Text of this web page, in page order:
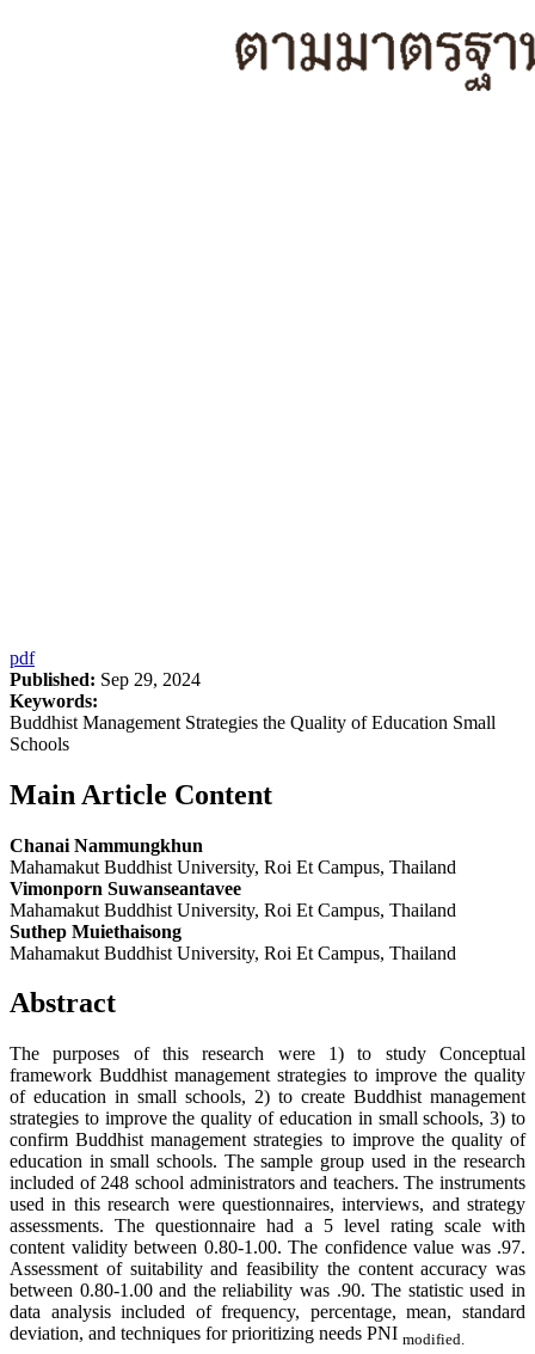
pdf
Published: Sep 29, 2024
Keywords:
Buddhist Management Strategies the Quality of Education Small
Schools
Main Article Content
Chanai Nammungkhun
Mahamakut Buddhist University, Roi Et Campus, Thailand
Vimonporn Suwanseantavee
Mahamakut Buddhist University, Roi Et Campus, Thailand
Suthep Muiethaisong
Mahamakut Buddhist University, Roi Et Campus, Thailand
Abstract
The purposes of this research were 1) to study Conceptual
framework Buddhist management strategies to improve the quality
of education in small schools, 2) to create Buddhist management
strategies to improve the quality of education in small schools, 3) to
confirm Buddhist management strategies to improve the quality of
education in small schools. The sample group used in the research
included of 248 school administrators and teachers. The instruments
used in this research were questionnaires, interviews, and strategy
assessments. The questionnaire had a 5 level rating scale with
content validity between 0.80-1.00. The confidence value was .97.
Assessment of suitability and feasibility the content accuracy was
between 0.80-1.00 and the reliability was .90. The statistic used in
data analysis included of frequency, percentage, mean, standard
deviation, and techniques for prioritizing needs PNI modified.